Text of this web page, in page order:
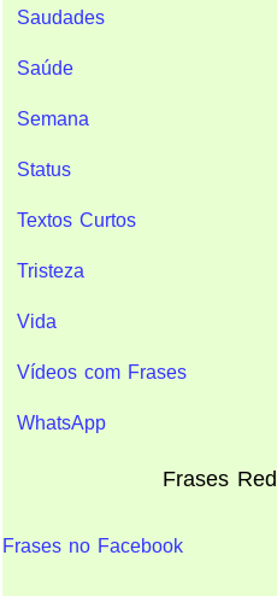
Saudades
Saúde
Semana
Status
Textos Curtos
Tristeza
Vida
Vídeos com Frases
WhatsApp
Frases
Frases no Facebook